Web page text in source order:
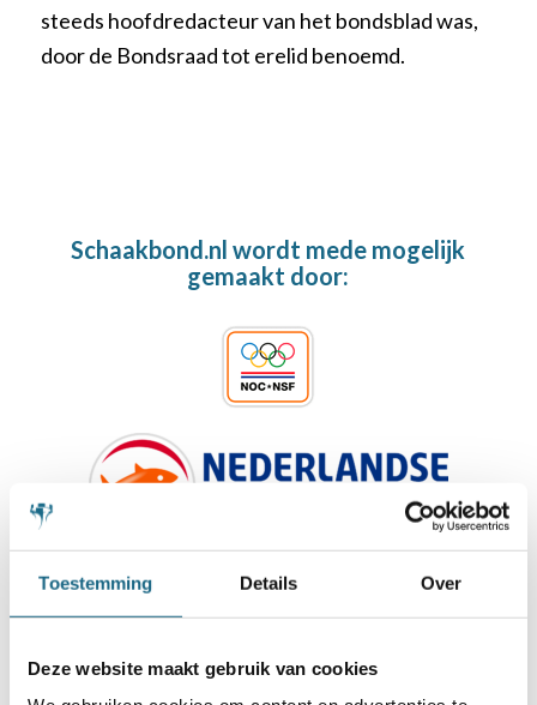
Toestemming Details Over
Deze website maakt gebruik van cookies
steeds hoofdredacteur van het bondsblad was,
door de Bondsraad tot erelid benoemd.
Schaakbond.nl wordt mede mogelijk
gemaakt door: